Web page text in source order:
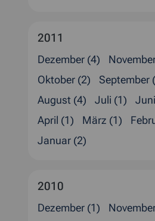
2011
Dezember (4)
Oktober (2)
September
August (4)
Juli (1)
April (1)
März (1)
Januar (2)
2010
Dezember (1)